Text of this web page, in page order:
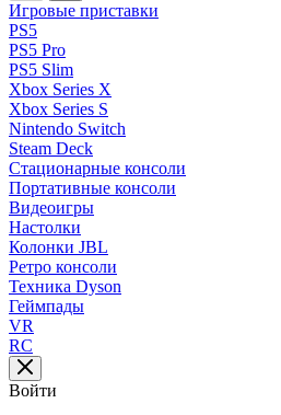
Игровые приставки
PS5
PS5 Pro
PS5 Slim
Xbox Series X
Xbox Series S
Nintendo Switch
Steam Deck
Стационарные консоли
Портативные консоли
Видеоигры
Настолки
Колонки JBL
Ретро консоли
Техника Dyson
Геймпады
VR
RC
Войти